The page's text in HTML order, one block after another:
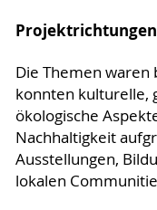
Projektrichtungen
Die Themen
konnten kulturelle,
ökologische
Nachhaltigkeit
Ausstellungen,
lokalen